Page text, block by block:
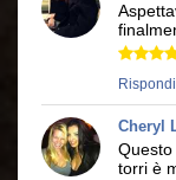
Rispondi
Cheryl
Questo
torri è